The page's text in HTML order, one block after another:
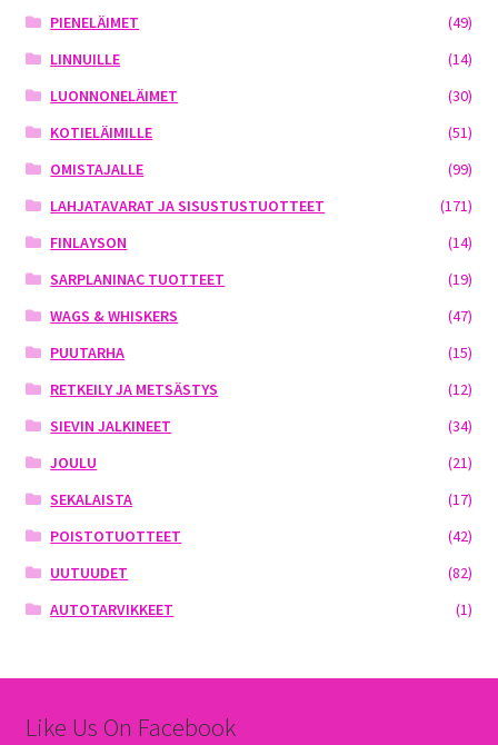
PIENELÄIMET
(49)
LINNUILLE
(14)
LUONNONELÄIMET
(30)
KOTIELÄIMILLE
(51)
OMISTAJALLE
(99)
LAHJATAVARAT JA SISUSTUSTUOTTEET
(171)
FINLAYSON
(14)
SARPLANINAC TUOTTEET
(19)
WAGS & WHISKERS
(47)
PUUTARHA
(15)
RETKEILY JA METSÄSTYS
(12)
SIEVIN JALKINEET
(34)
JOULU
(21)
SEKALAISTA
(17)
POISTOTUOTTEET
(42)
UUTUUDET
(82)
AUTOTARVIKKEET
(1)
Like Us On Facebook